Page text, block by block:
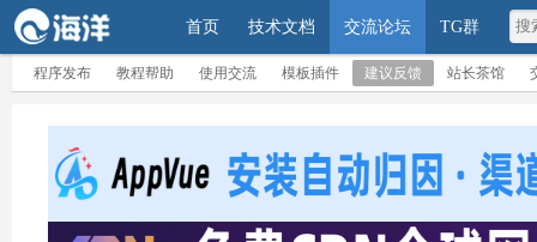
首页 技术文档 交流论坛 TG群
程序发布 教程帮助 使用交流 模板插件 建议反馈 站长茶馆